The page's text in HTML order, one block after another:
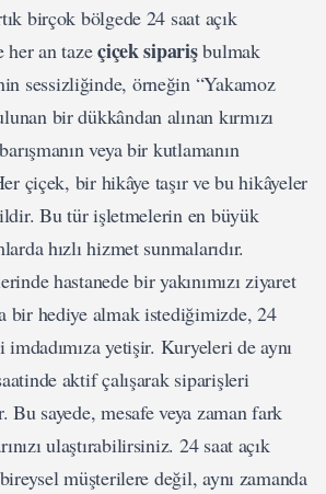
birçok bölgede 24 saat açık
her an tazeçiçek siparişbulmak
sessizliğinde, örneğin “Yakamoz
bir dükkândan alınan kırmızı
veya bir kutlamanın
çiçek, bir hikâye taşır ve bu hikâyeler
Bu tür işletmelerin en büyük
hızlı hizmet sunmalarıdır.
hastanede bir yakınımızı ziyaret
bir hediye almak istediğimizde, 24
imdadımıza yetişir. Kuryeleri de aynı
aktif çalışarak siparişleri
Bu sayede, mesafe veya zaman fark
ulaştırabilirsiniz. 24 saat açık
müşterilere değil, aynı zamanda